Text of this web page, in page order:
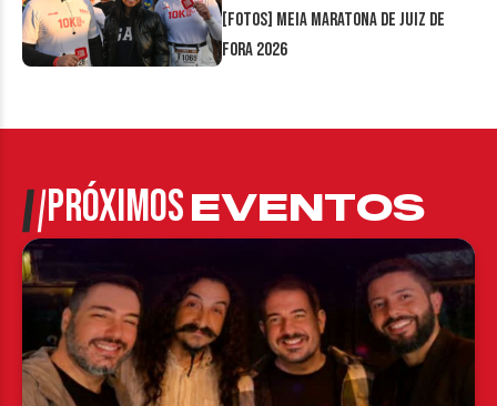
[FOTOS] Meia Maratona de Juiz de
Fora 2026
PRÓXIMOSEVENTOS